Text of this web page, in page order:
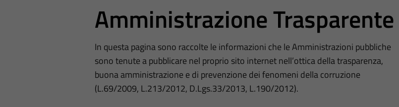
Amministrazione Trasparente
In questa pagina sono raccolte le informazioni che le Amministrazioni pubbliche
sono tenute a pubblicare nel proprio sito internet nell’ottica della trasparenza,
buona amministrazione e di prevenzione dei fenomeni della corruzione
(L.69/2009, L.213/2012, D.Lgs.33/2013, L.190/2012).